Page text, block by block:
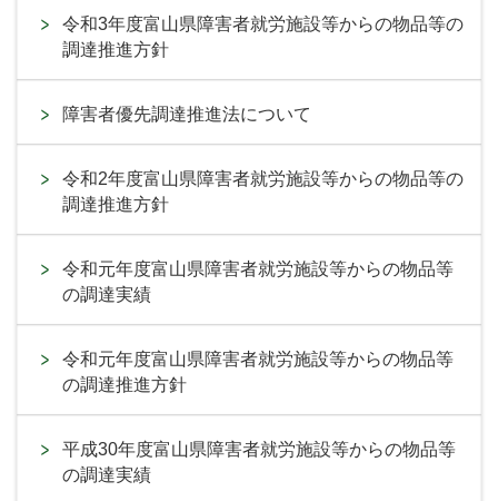
令和3年度富山県障害者就労施設等からの物品等の
調達推進方針
障害者優先調達推進法について
令和2年度富山県障害者就労施設等からの物品等の
調達推進方針
令和元年度富山県障害者就労施設等からの物品等
の調達実績
令和元年度富山県障害者就労施設等からの物品等
の調達推進方針
平成30年度富山県障害者就労施設等からの物品等
の調達実績